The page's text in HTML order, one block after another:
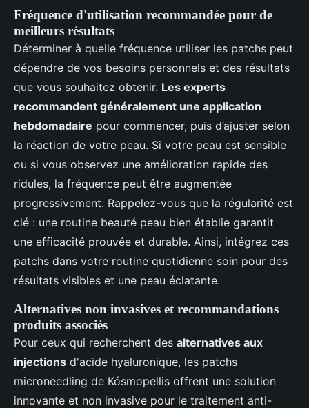
Fréquence d'utilisation recommandée pour de
meilleurs résultats
Déterminer à quelle fréquence utiliser les patchs peut
dépendre de vos besoins personnels et des résultats
que vous souhaitez obtenir. Les experts
recommandent généralement une application
hebdomadaire pour commencer, puis d’ajuster selon
la réaction de votre peau. Si votre peau est sensible
ou si vous observez une amélioration rapide des
ridules, la fréquence peut être augmentée
progressivement. Rappelez-vous que la régularité est
clé : une routine beauté peau bien établie garantit
une efficacité prouvée et durable. Ainsi, intégrez ces
patchs dans votre routine quotidienne soin pour des
résultats visibles et une peau éclatante.
Alternatives non invasives et recommandations
produits associés
Pour ceux qui recherchent des alternatives aux
injections d'acide hyaluronique, les patchs
microneedling de Kósmopellis offrent une solution
innovante et non invasive pour le traitement anti-